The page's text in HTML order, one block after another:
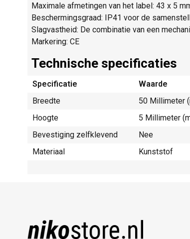
Maximale afmetingen van het label: 43 x 5
Beschermingsgraad: IP41 voor de
Slagvastheid: De combinatie van een
Markering: CE
Technische specificaties
Specificatie
Waarde
Breedte
50 Millimeter
Hoogte
5 Millimeter
Bevestiging zelfklevend
Nee
Materiaal
Kunststof